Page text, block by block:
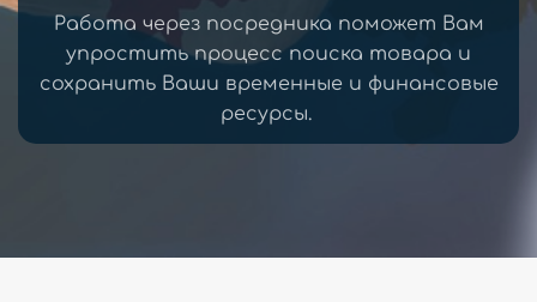
Работа через посредника поможет Вам
упростить процесс поиска товара и
сохранить Ваши временные и финансовые
ресурсы.